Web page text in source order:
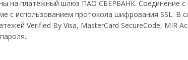
на платёжный шлюз ПАО СБЕРБАНК. Соединение
использованием протокола шифрования SSL. В
Verified By Visa, MasterCard SecureCode, MIR